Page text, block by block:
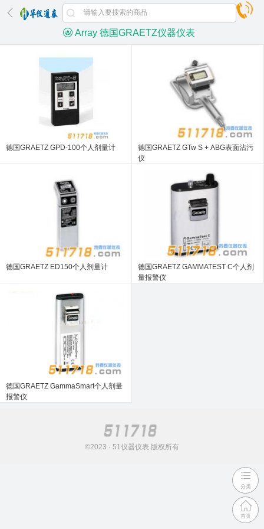
Array 德国GRAETZ仪器仪表
德国GRAETZ GPD-100个人剂量计
德国GRAETZ GTw S + ABG表面沾污
仪
德国GRAETZ ED150个人剂量计
德国GRAETZ GAMMATEST C个人剂
量报警仪
德国GRAETZ GammaSmart个人剂量
报警仪
©2023 · 51仪器仪表 版权所有
分类
首页